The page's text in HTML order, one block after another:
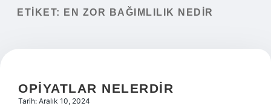
Yasal Uyarı
ETIKET: EN ZOR BAĞIMLILIK NEDIR
OPIYATLAR NELERDIR
Tarih: Aralık 10, 2024